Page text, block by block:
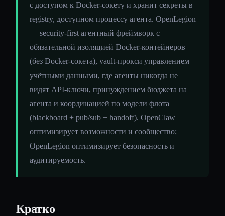
с доступом к Docker-сокету и хранит секреты в
registry, доступном процессу агента. OpenLegion
— security-first агентный фреймворк с
обязательной изоляцией Docker-контейнеров
(без Docker-сокета), vault-прокси управлением
учётными данными, где агенты никогда не
видят API-ключи, принуждением бюджета на
агента и координацией по модели флота
(blackboard + pub/sub + handoff). OpenClaw
оптимизирует возможности и сообщество;
OpenLegion оптимизирует безопасность и
аудитируемость.
Кратко